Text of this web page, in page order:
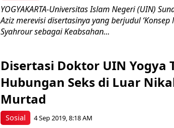
YOGYAKARTA-Universitas Islam Negeri (UIN)
Aziz merevisi disertasinya yang berjudul
Syahrour sebagai Keabsahan...
Sosial
Disertasi Doktor UIN Yogya
Hubungan Seks di Luar
Murtad
4 Sep 2019, 8:18 AM